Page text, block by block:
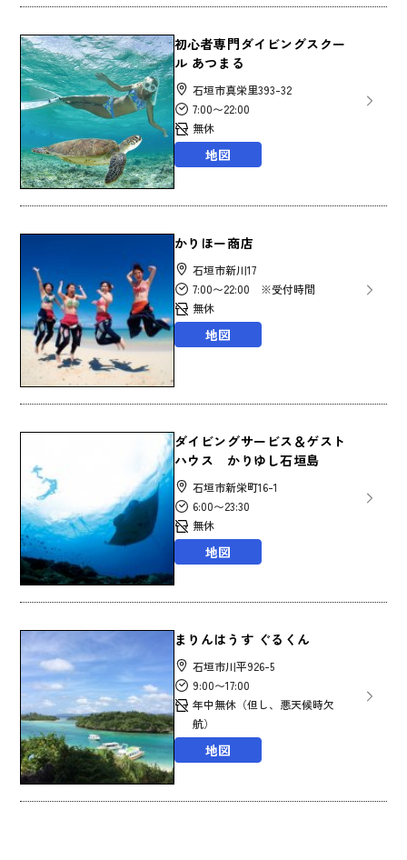
初心者専門ダイビングスクー
ル あつまる
石垣市真栄里393-32
7:00〜22:00
無休
地図
かりほー商店
石垣市新川17
7:00〜22:00 ※受付時間
無休
地図
ダイビングサービス＆ゲスト
ハウス かりゆし石垣島
石垣市新栄町16-1
6:00〜23:30
無休
地図
まりんはうす ぐるくん
石垣市川平926-5
9:00〜17:00
年中無休（但し、悪天候時欠
航）
地図